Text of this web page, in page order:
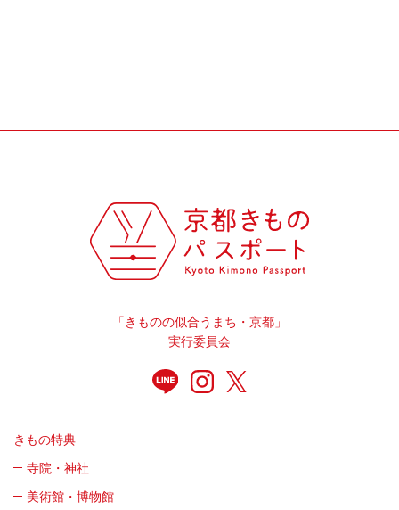
「きものの似合うまち・京都」
実行委員会
きもの特典
寺院・神社
美術館・博物館